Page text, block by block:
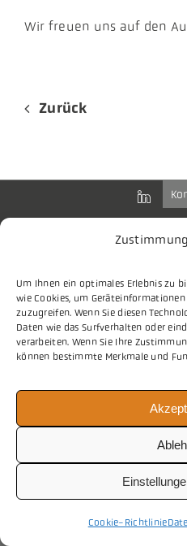
Um Ihnen ein optimales Erlebnis zu
wie Cookies, um
zuzugreifen. Wenn Sie diesen
Daten wie das Surfverhalten oder
verarbeiten. Wenn Sie Ihre
können bestimmte Merkmale und
Cookie-Richtlinie
Wir freuen uns auf den
Zurück
Bundes-
der Kommunalen IT-
Charlottenstraße 65
10117 Berlin
Tel.030 2063 156 0
info@vitako.de